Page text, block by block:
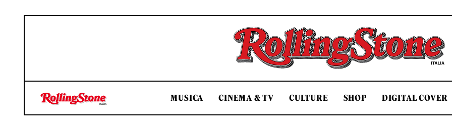
Rolling Stone Italia
MUSICA CINEMA & TV CULTURE SHOP DIGITAL COVER